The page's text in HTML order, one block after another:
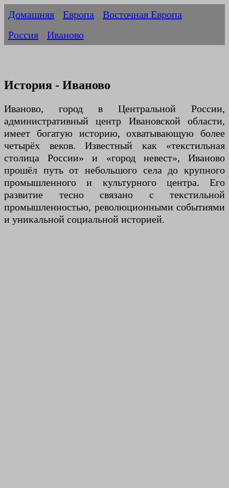
Домашняя Европа
Восточная Европа
Россия
Иваново
История - Иваново
Иваново, город в Центральной России,
административный центр Ивановской области,
имеет богатую историю, охватывающую более
четырёх веков. Известный как «текстильная
столица России» и «город невест», Иваново
прошёл путь от небольшого села до крупного
промышленного и культурного центра. Его
развитие тесно связано с текстильной
промышленностью, революционными событиями
и уникальной социальной историей.